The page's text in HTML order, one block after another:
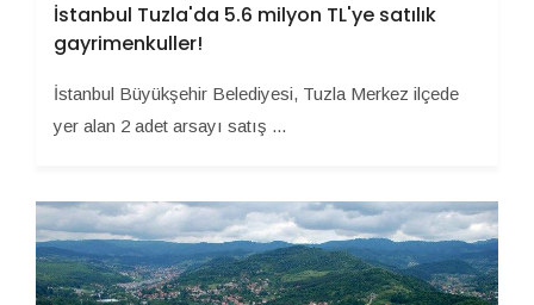
İstanbul Tuzla'da 5.6 milyon TL'ye satılık
gayrimenkuller!
İstanbul Büyükşehir Belediyesi, Tuzla Merkez ilçede
yer alan 2 adet arsayı satış ...